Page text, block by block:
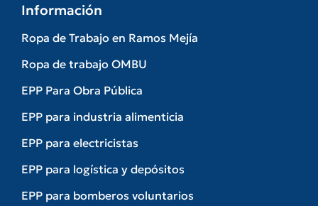
Información
Ropa de Trabajo en Ramos Mejía
Ropa de trabajo OMBU
EPP Para Obra Pública
EPP para industria alimenticia
EPP para electricistas
EPP para logística y depósitos
EPP para bomberos voluntarios